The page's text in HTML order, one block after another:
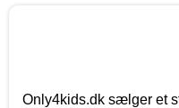
Only4kids.dk sælger et